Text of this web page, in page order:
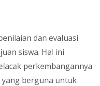
dan evaluasi
siswa. Hal ini
perkembangannya
berguna untuk